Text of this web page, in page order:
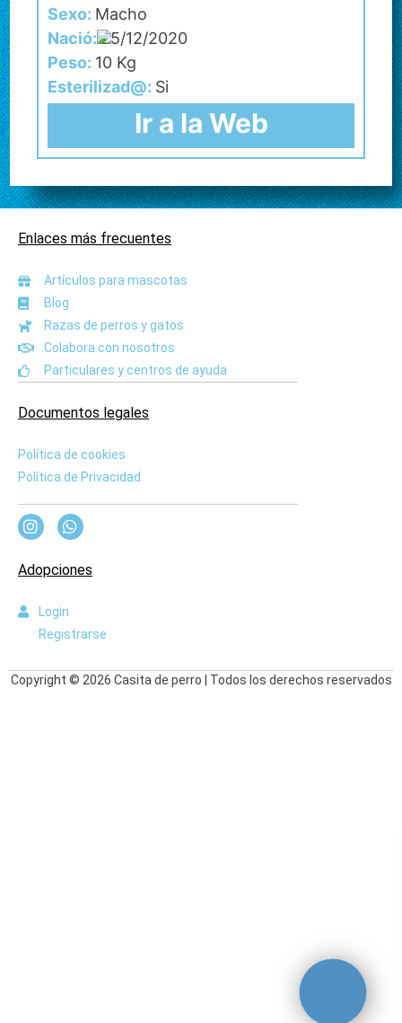
Sexo: Macho
Nació:25/12/2020
Peso: 10 Kg
Esterilizad@: Si
Ir a la Web
Enlaces más frecuentes
Artículos para mascotas
Blog
Razas de perros y gatos
Colabora con nosotros
Particulares y centros de ayuda
Documentos legales
Política de cookies
Política de Privacidad
Adopciones
Login
Registrarse
Copyright © 2026 Casita de perro | Todos los derechos reservados